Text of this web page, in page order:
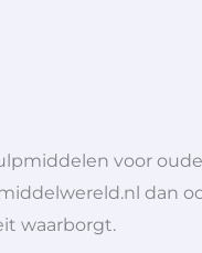
voor
waarborgt.